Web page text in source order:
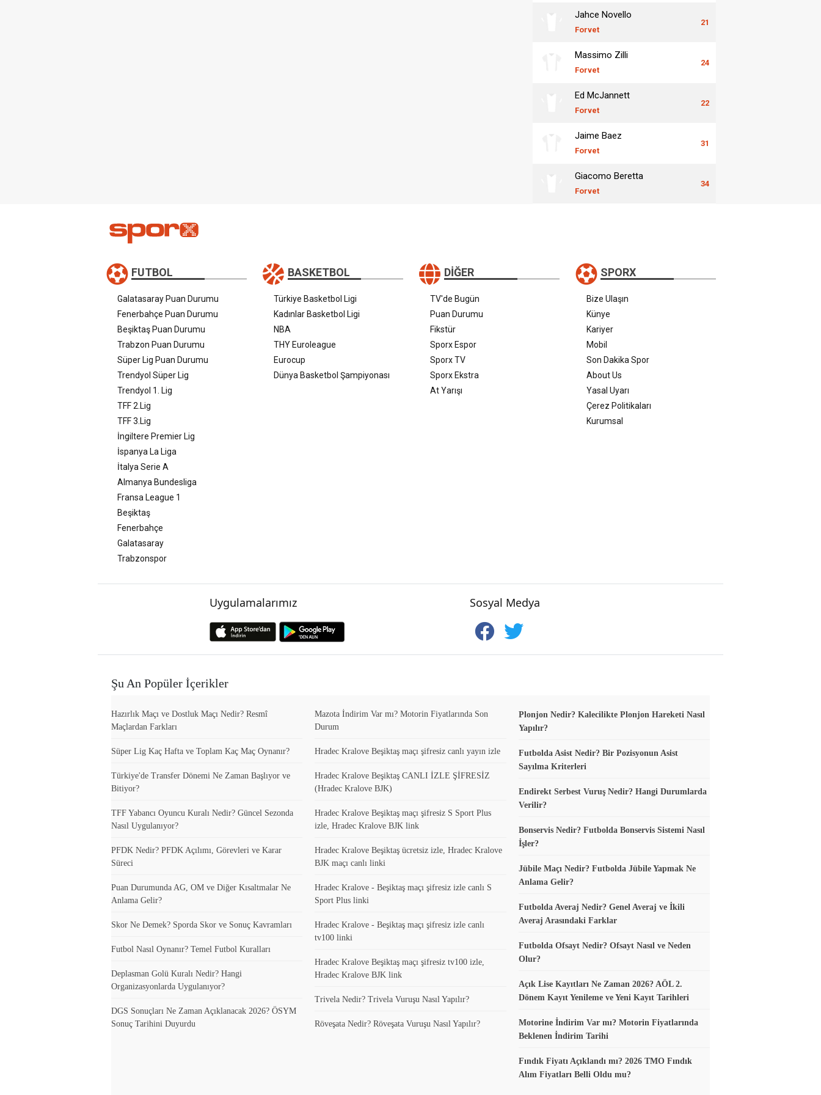
Jahce Novello
Forvet
21
Massimo Zilli
Forvet
24
Ed McJannett
Forvet
22
Jaime Baez
Forvet
31
Giacomo Beretta
Forvet
34
FUTBOL
Galatasaray Puan Durumu
Fenerbahçe Puan Durumu
Beşiktaş Puan Durumu
Trabzon Puan Durumu
Süper Lig Puan Durumu
Trendyol Süper Lig
Trendyol 1. Lig
TFF 2.Lig
TFF 3.Lig
İngiltere Premier Lig
İspanya La Liga
İtalya Serie A
Almanya Bundesliga
Fransa League 1
Beşiktaş
Fenerbahçe
Galatasaray
Trabzonspor
BASKETBOL
Türkiye Basketbol Ligi
Kadınlar Basketbol Ligi
NBA
THY Euroleague
Eurocup
Dünya Basketbol Şampiyonası
DIĞER
TV'de Bugün
Puan Durumu
Fikstür
Sporx Espor
Sporx TV
Sporx Ekstra
At Yarışı
SPORX
Bize Ulaşın
Künye
Kariyer
Mobil
Son Dakika Spor
About Us
Yasal Uyarı
Çerez Politikaları
Kurumsal
Uygulamalarımız Sosyal Medya
Şu An Popüler İçerikler
Hazırlık Maçı ve Dostluk Maçı Nedir? Resmî
Maçlardan Farkları
Süper Lig Kaç Hafta ve Toplam Kaç Maç Oynanır?
Türkiye'de Transfer Dönemi Ne Zaman Başlıyor ve
Bitiyor?
TFF Yabancı Oyuncu Kuralı Nedir? Güncel Sezonda
Nasıl Uygulanıyor?
PFDK Nedir? PFDK Açılımı, Görevleri ve Karar
Süreci
Puan Durumunda AG, OM ve Diğer Kısaltmalar Ne
Anlama Gelir?
Skor Ne Demek? Sporda Skor ve Sonuç Kavramları
Futbol Nasıl Oynanır? Temel Futbol Kuralları
Deplasman Golü Kuralı Nedir? Hangi
Organizasyonlarda Uygulanıyor?
DGS Sonuçları Ne Zaman Açıklanacak 2026? ÖSYM
Sonuç Tarihini Duyurdu
Mazota İndirim Var mı? Motorin Fiyatlarında Son
Durum
Hradec Kralove Beşiktaş maçı şifresiz canlı yayın izle
Hradec Kralove Beşiktaş CANLI İZLE ŞİFRESİZ
(Hradec Kralove BJK)
Hradec Kralove Beşiktaş maçı şifresiz S Sport Plus
izle, Hradec Kralove BJK link
Hradec Kralove Beşiktaş ücretsiz izle, Hradec Kralove
BJK maçı canlı linki
Hradec Kralove - Beşiktaş maçı şifresiz izle canlı S
Sport Plus linki
Hradec Kralove - Beşiktaş maçı şifresiz izle canlı
tv100 linki
Hradec Kralove Beşiktaş maçı şifresiz tv100 izle,
Hradec Kralove BJK link
Trivela Nedir? Trivela Vuruşu Nasıl Yapılır?
Röveşata Nedir? Röveşata Vuruşu Nasıl Yapılır?
Plonjon Nedir? Kalecilikte Plonjon Hareketi Nasıl
Yapılır?
Futbolda Asist Nedir? Bir Pozisyonun Asist
Sayılma Kriterleri
Endirekt Serbest Vuruş Nedir? Hangi Durumlarda
Verilir?
Bonservis Nedir? Futbolda Bonservis Sistemi Nasıl
İşler?
Jübile Maçı Nedir? Futbolda Jübile Yapmak Ne
Anlama Gelir?
Futbolda Averaj Nedir? Genel Averaj ve İkili
Averaj Arasındaki Farklar
Futbolda Ofsayt Nedir? Ofsayt Nasıl ve Neden
Olur?
Açık Lise Kayıtları Ne Zaman 2026? AÖL 2.
Dönem Kayıt Yenileme ve Yeni Kayıt Tarihleri
Motorine İndirim Var mı? Motorin Fiyatlarında
Beklenen İndirim Tarihi
Fındık Fiyatı Açıklandı mı? 2026 TMO Fındık
Alım Fiyatları Belli Oldu mu?